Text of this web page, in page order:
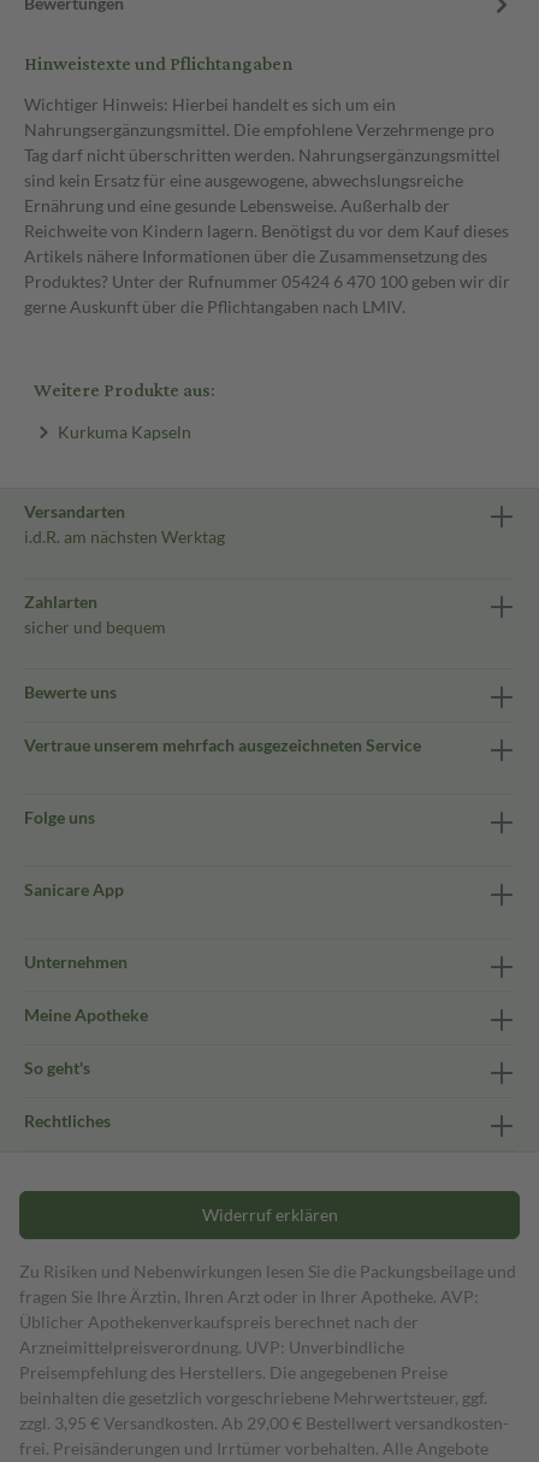
Hinweistexte und Pflichtangaben
Wichtiger Hinweis: Hierbei handelt es sich um ein
Nahrungsergänzungsmittel. Die empfohlene Verzehrmenge pro
Tag darf nicht überschritten werden. Nahrungsergänzungsmittel
sind kein Ersatz für eine ausgewogene, abwechslungsreiche
Ernährung und eine gesunde Lebensweise. Außerhalb der
Reichweite von Kindern lagern. Benötigst du vor dem Kauf dieses
Artikels nähere Informationen über die Zusammensetzung des
Produktes? Unter der Rufnummer 05424 6 470 100 geben wir dir
gerne Auskunft über die Pflichtangaben nach LMIV.
Weitere Produkte aus:
Kurkuma Kapseln
Versandarten
i.d.R. am nächsten Werktag
Zahlarten
sicher und bequem
Bewerte uns
Vertraue unserem mehrfach ausgezeichneten Service
Folge uns
Sanicare App
Unternehmen
Meine Apotheke
So geht's
Rechtliches
Widerruf erklären
Zu Risiken und Nebenwirkungen lesen Sie die Packungsbeilage und
fragen Sie Ihre Ärztin, Ihren Arzt oder in Ihrer Apotheke. AVP:
Üblicher Apothekenverkaufspreis berechnet nach der
Arzneimittelpreisverordnung. UVP: Unverbindliche
Preisempfehlung des Herstellers. Die angegebenen Preise
beinhalten die gesetzlich vorgeschriebene Mehrwertsteuer, ggf.
zzgl. 3,95 € Versandkosten. Ab 29,00 € Bestell­wert versand­kosten­
frei. Preisänderungen und Irrtümer vorbehalten. Alle Angebote